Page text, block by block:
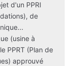
d'un PPRI
de
(usine à
PPRT (Plan de
approuvé